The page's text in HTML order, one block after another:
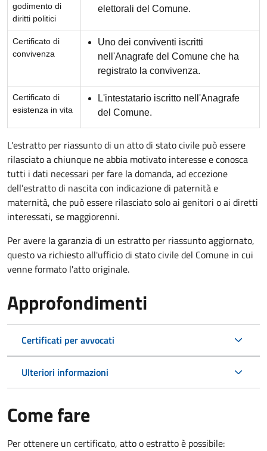
godimento di
diritti politici
elettorali del Comune.
Certificato di
convivenza
Uno dei conviventi iscritti
nell'Anagrafe del Comune che ha
registrato la convivenza.
Certificato di
esistenza in vita
L'intestatario iscritto nell'Anagrafe
del Comune.
L'estratto per riassunto di un atto di stato civile può essere
rilasciato a chiunque ne abbia motivato interesse e conosca
tutti i dati necessari per fare la domanda, ad eccezione
dell’estratto di nascita con indicazione di paternità e
maternità, che può essere rilasciato solo ai genitori o ai diretti
interessati, se maggiorenni.
Per avere la garanzia di un estratto per riassunto aggiornato,
questo va richiesto all'ufficio di stato civile del Comune in cui
venne formato l'atto originale.
Approfondimenti
Certificati per avvocati
Ulteriori informazioni
Come fare
Per ottenere un certificato, atto o estratto è possibile: